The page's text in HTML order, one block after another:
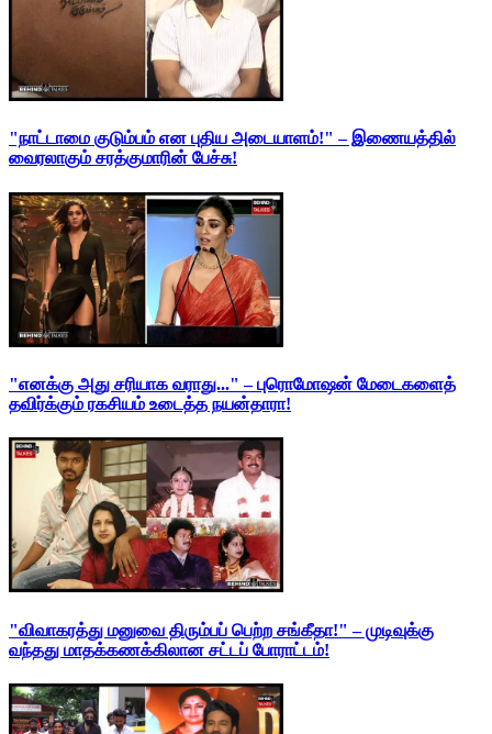
"நாட்டாமை குடும்பம் என புதிய அடையாளம்!" – இணையத்தில்
வைரலாகும் சரத்குமாரின் பேச்சு!
"எனக்கு அது சரியாக வராது..." – புரொமோஷன் மேடைகளைத்
தவிர்க்கும் ரகசியம் உடைத்த நயன்தாரா!
"விவாகரத்து மனுவை திரும்பப் பெற்ற சங்கீதா!" – முடிவுக்கு
வந்தது மாதக்கணக்கிலான சட்டப் போராட்டம்!